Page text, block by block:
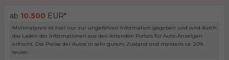
ab 10.500 EUR*
Minimalpreis ist hier nur zur ungefähren Information gegeben und wird durch
das Laden der Informationen aus den leitenden Portals für Auto-Anzeigen
erfrischt. Die Preise der Autos in sehr gutem Zustand sind meistens ca. 20%
teurer.